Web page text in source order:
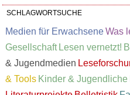
SCHLAGWORTSUCHE
Medien für Erwachsene Was
Gesellschaft Lesen vernetzt!
& Jugendmedien
& Tools Kinder & Jugendliche